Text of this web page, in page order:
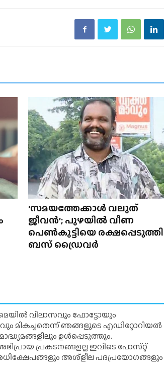
‘സമയത്തേക്കാൾ വലുത്
ജീവൻ’; പുഴയിൽ വീണ
പെൺകുട്ടിയെ രക്ഷപ്പെടുത്തി
ബസ് ഡ്രൈവർ
വിലാസവും ഫോട്ടോയും
മികച്ചതെന്ന് ഞങ്ങളുടെ എഡിറ്റോറിയൽ
ഉൾപ്പെടുത്തും.
പ്രകടനങ്ങളല്ല ഇവിടെ പോസ്‌റ്റ്
അശ്‌ളീല പദപ്രയോഗങ്ങളും